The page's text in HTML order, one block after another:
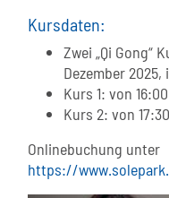
Kursdaten:
Zwei „Qi Gong“
Dezember
Kurs 1: von
Kurs 2: von
Onlinebuchung unter
https://